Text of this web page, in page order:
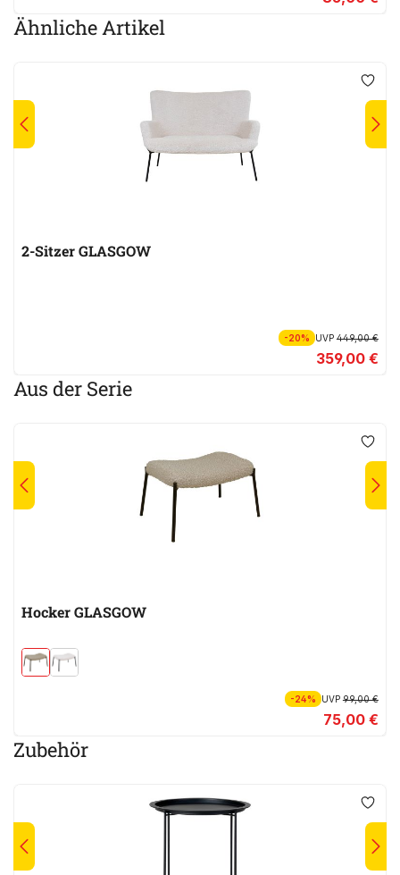
Ähnliche Artikel
2-Sitzer GLASGOW
-20% UVP449,00 €
359,00 €
Aus der Serie
Hocker GLASGOW
-24% UVP99,00 €
75,00 €
Zubehör